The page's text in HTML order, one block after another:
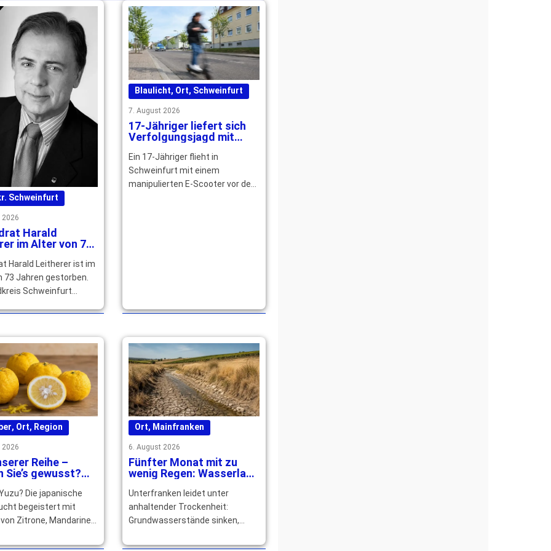
Schweinfurt
2026
Harald
im Alter von 73
Harald Leitherer ist im
73 Jahren gestorben.
Schweinfurt
Blaulicht, Ort, Schweinfurt
7. August 2026
17-Jähriger liefert sich
Verfolgungsjagd mit
Ein 17-Jähriger flieht in
Schweinfurt mit einem
manipulierten E-Scooter vor der
, Ort, Region
2026
Reihe –
Sie’s gewusst?
verfeinert
Die japanische
begeistert mit
Zitrone, Mandarine
Getränke raffiniert.
Ort, Mainfranken
6. August 2026
Fünfter Monat mit zu
wenig Regen: Wasserlage
sich zu
Unterfranken leidet unter
anhaltender Trockenheit:
Grundwasserstände sinken,
Trinkwasserversorgung bleibt